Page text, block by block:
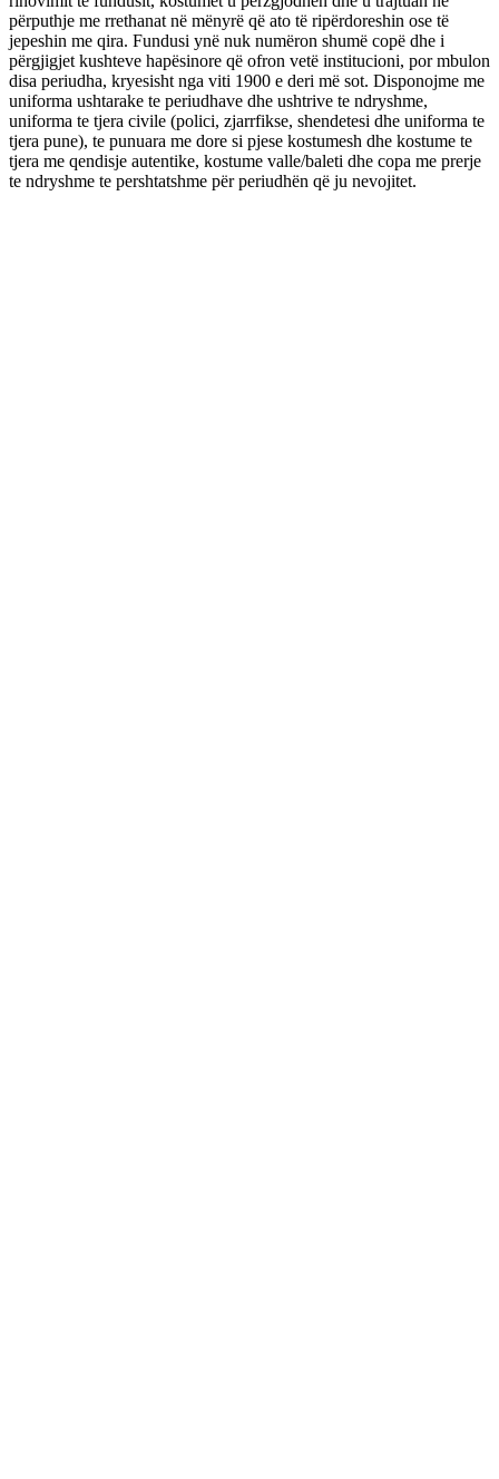
përputhje me rrethanat në mënyrë që ato të ripërdoreshin ose të
jepeshin me qira. Fundusi ynë nuk numëron shumë copë dhe i
përgjigjet kushteve hapësinore që ofron vetë institucioni, por mbulon
disa periudha, kryesisht nga viti 1900 e deri më sot. Disponojme me
uniforma ushtarake te periudhave dhe ushtrive te ndryshme,
uniforma te tjera civile (polici, zjarrfikse, shendetesi dhe uniforma te
tjera pune), te punuara me dore si pjese kostumesh dhe kostume te
tjera me qendisje autentike, kostume valle/baleti dhe copa me prerje
te ndryshme te pershtatshme për periudhën që ju nevojitet.